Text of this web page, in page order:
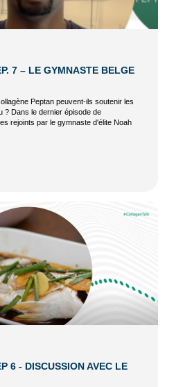
7 – LE GYMNASTE BELGE
Peptan peuvent-ils soutenir les
? Dans le dernier épisode de
rejoints par le gymnaste d'élite Noah
6 - DISCUSSION AVEC LE